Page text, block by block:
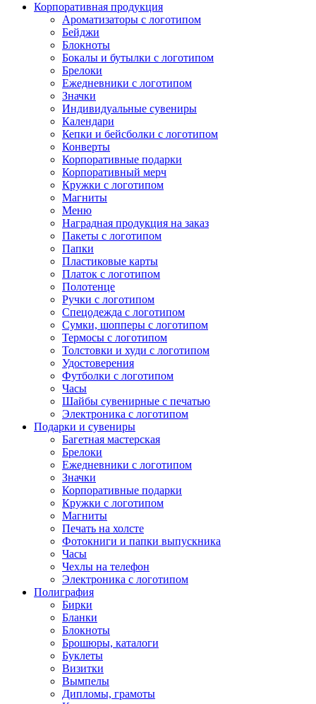
Корпоративная продукция
Ароматизаторы с логотипом
Бейджи
Блокноты
Бокалы и бутылки с логотипом
Брелоки
Ежедневники с логотипом
Значки
Индивидуальные сувениры
Календари
Кепки и бейсболки с логотипом
Конверты
Корпоративные подарки
Корпоративный мерч
Кружки с логотипом
Магниты
Меню
Наградная продукция на заказ
Пакеты с логотипом
Папки
Пластиковые карты
Платок с логотипом
Полотенце
Ручки с логотипом
Спецодежда с логотипом
Сумки, шопперы с логотипом
Термосы с логотипом
Толстовки и худи с логотипом
Удостоверения
Футболки с логотипом
Часы
Шайбы сувенирные с печатью
Электроника с логотипом
Подарки и сувениры
Багетная мастерская
Брелоки
Ежедневники с логотипом
Значки
Корпоративные подарки
Кружки с логотипом
Магниты
Печать на холсте
Фотокниги и папки выпускника
Часы
Чехлы на телефон
Электроника с логотипом
Полиграфия
Бирки
Бланки
Блокноты
Брошюры, каталоги
Буклеты
Визитки
Вымпелы
Дипломы, грамоты